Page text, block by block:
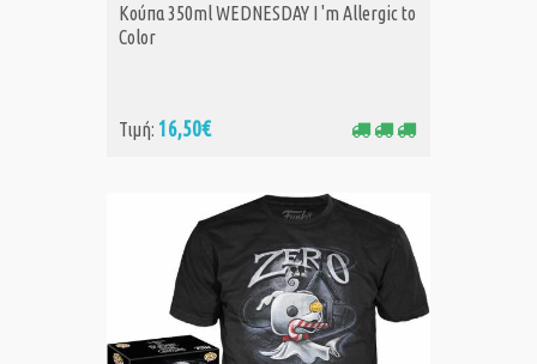
ΑΓΟΡΑ
Κούπα 350ml WEDNESDAY I 'm Allergic to
Color
Τιμή: 16,50€